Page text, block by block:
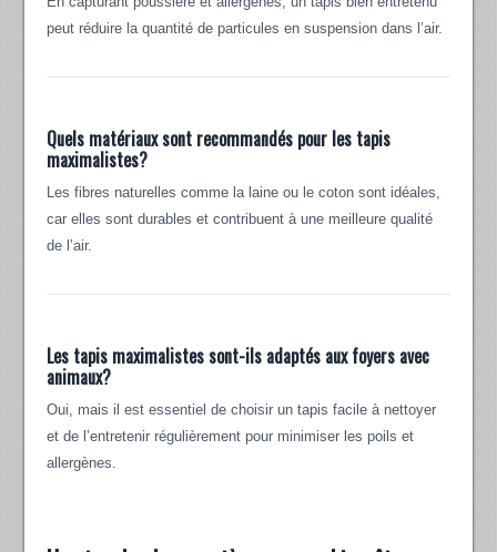
peut réduire la quantité de particules en suspension dans l’air.
Quels matériaux sont recommandés pour les tapis
maximalistes?
Les fibres naturelles comme la laine ou le coton sont idéales,
car elles sont durables et contribuent à une meilleure qualité
de l’air.
Les tapis maximalistes sont-ils adaptés aux foyers avec
animaux?
Oui, mais il est essentiel de choisir un tapis facile à nettoyer
et de l’entretenir régulièrement pour minimiser les poils et
allergènes.